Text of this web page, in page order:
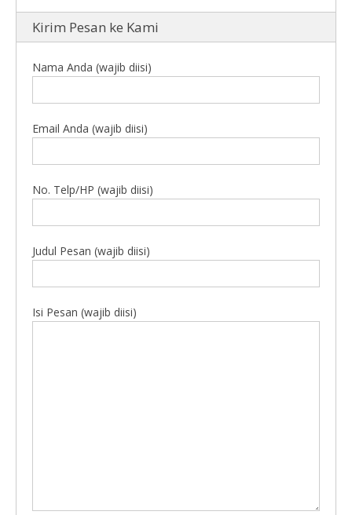
Kirim Pesan ke Kami
Nama Anda (wajib diisi)
Email Anda (wajib diisi)
No. Telp/HP (wajib diisi)
Judul Pesan (wajib diisi)
Isi Pesan (wajib diisi)